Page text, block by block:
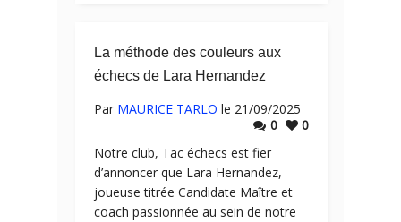
La méthode des couleurs aux
échecs de Lara Hernandez
Par MAURICE TARLO le 21/09/2025
0
0
Notre club, Tac échecs est fier
d’annoncer que Lara Hernandez,
joueuse titrée Candidate Maître et
coach passionnée au sein de notre